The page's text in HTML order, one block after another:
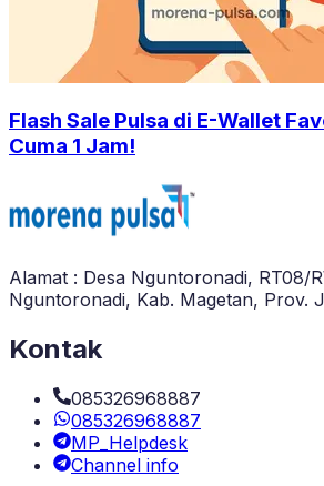
Flash Sale Pulsa di E-Wallet
Cuma 1 Jam!
Alamat : Desa Nguntoronadi, RT08/
Nguntoronadi, Kab. Magetan, Prov.
Kontak
085326968887
085326968887
MP_Helpdesk
Channel info